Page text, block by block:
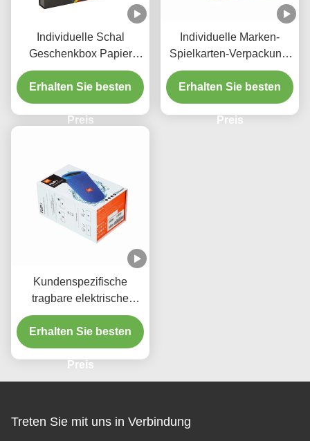
Individuelle Schal
Geschenkbox Papier
Karton Schwarz
Magnetbox mit
Glanzlaminierung
Erhalten Sie besten
Preis
Individuelle Marken-
Spielkarten-Verpackung,
stabiler grauer Karton,
grüner Magnetverschluss,
UV-Logo
Erhalten Sie besten
Preis
Kundenspezifische
tragbare elektrische
Lautsprecher-
Verpackungsbox mit
magnetischem
Goldstempel-Logo
Erhalten Sie besten
Preis
Treten Sie mit uns in Verbindung